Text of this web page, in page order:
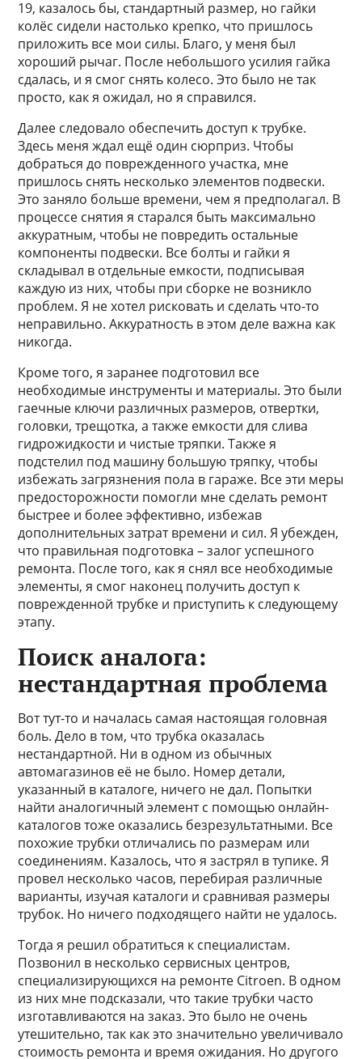
19, казалось бы, стандартный размер, но гайки
колёс сидели настолько крепко, что пришлось
приложить все мои силы. Благо, у меня был
хороший рычаг. После небольшого усилия гайка
сдалась, и я смог снять колесо. Это было не так
просто, как я ожидал, но я справился.
Далее следовало обеспечить доступ к трубке.
Здесь меня ждал ещё один сюрприз. Чтобы
добраться до поврежденного участка, мне
пришлось снять несколько элементов подвески.
Это заняло больше времени, чем я предполагал. В
процессе снятия я старался быть максимально
аккуратным, чтобы не повредить остальные
компоненты подвески. Все болты и гайки я
складывал в отдельные емкости, подписывая
каждую из них, чтобы при сборке не возникло
проблем. Я не хотел рисковать и сделать что-то
неправильно. Аккуратность в этом деле важна как
никогда.
Кроме того, я заранее подготовил все
необходимые инструменты и материалы. Это были
гаечные ключи различных размеров, отвертки,
головки, трещотка, а также емкости для слива
гидрожидкости и чистые тряпки. Также я
подстелил под машину большую тряпку, чтобы
избежать загрязнения пола в гараже. Все эти меры
предосторожности помогли мне сделать ремонт
быстрее и более эффективно, избежав
дополнительных затрат времени и сил. Я убежден,
что правильная подготовка – залог успешного
ремонта. После того, как я снял все необходимые
элементы, я смог наконец получить доступ к
поврежденной трубке и приступить к следующему
этапу.
Поиск аналога:
нестандартная проблема
Вот тут-то и началась самая настоящая головная
боль. Дело в том, что трубка оказалась
нестандартной. Ни в одном из обычных
автомагазинов её не было. Номер детали,
указанный в каталоге, ничего не дал. Попытки
найти аналогичный элемент с помощью онлайн-
каталогов тоже оказались безрезультатными. Все
похожие трубки отличались по размерам или
соединениям. Казалось, что я застрял в тупике. Я
провел несколько часов, перебирая различные
варианты, изучая каталоги и сравнивая размеры
трубок. Но ничего подходящего найти не удалось.
Тогда я решил обратиться к специалистам.
Позвонил в несколько сервисных центров,
специализирующихся на ремонте Citroen. В одном
из них мне подсказали, что такие трубки часто
изготавливаются на заказ. Это было не очень
утешительно, так как это значительно увеличивало
стоимость ремонта и время ожидания. Но другого